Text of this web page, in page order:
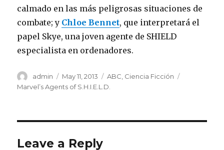
calmado en las más peligrosas situaciones de
combate; y Chloe Bennet, que interpretará el
papel Skye, una joven agente de SHIELD
especialista en ordenadores.
Author
admin
Posted
on
May 11, 2013 Categories
ABC Ciencia Ficción
Marvel’s Agents of S.H.I.E.L.D.
Leave a Reply